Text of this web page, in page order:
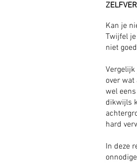
Kan je
Twijfel
niet
over wat
wel
dikwijls
hard
In deze